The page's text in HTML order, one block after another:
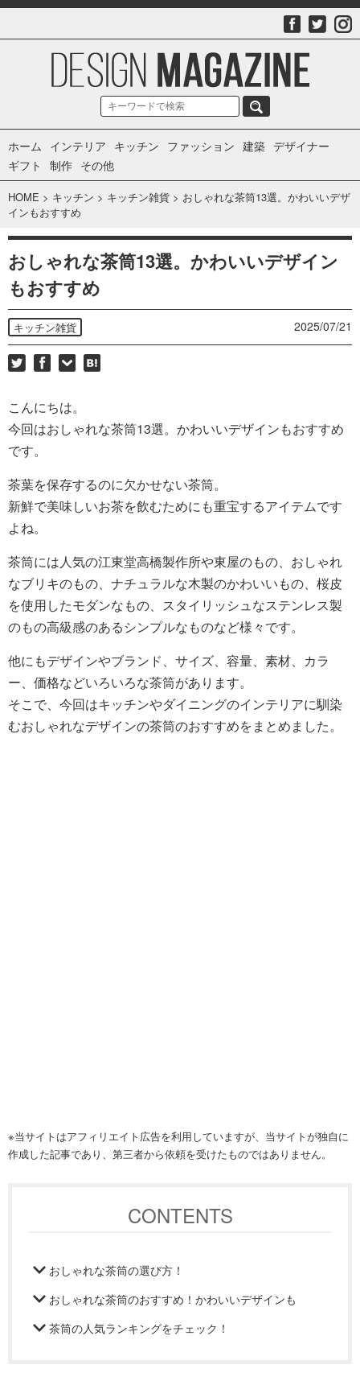
ホーム インテリア キッチン ファッション 建築 デザイナー
ギフト
制作 その他
HOME > キッチン > キッチン雑貨 > おしゃれな茶筒13選。かわいいデザ
インもおすすめ
おしゃれな茶筒13選。かわいいデザイン
もおすすめ
キッチン雑貨 2025/07/21
こんにちは。
今回はおしゃれな茶筒13選。かわいいデザインもおすすめ
です。
茶葉を保存するのに欠かせない茶筒。
新鮮で美味しいお茶を飲むためにも重宝するアイテムです
よね。
茶筒には人気の江東堂高橋製作所や東屋のもの、おしゃれ
なブリキのもの、ナチュラルな木製のかわいいもの、桜皮
を使用したモダンなもの、スタイリッシュなステンレス製
のもの高級感のあるシンプルなものなど様々です。
他にもデザインやブランド、サイズ、容量、素材、カラ
ー、価格などいろいろな茶筒があります。
そこで、今回はキッチンやダイニングのインテリアに馴染
むおしゃれなデザインの茶筒のおすすめをまとめました。
※当サイトはアフィリエイト広告を利用していますが、当サイトが独自に
作成した記事であり、第三者から依頼を受けたものではありません。
CONTENTS
おしゃれな茶筒の選び方！
おしゃれな茶筒のおすすめ！かわいいデザインも
茶筒の人気ランキングをチェック！